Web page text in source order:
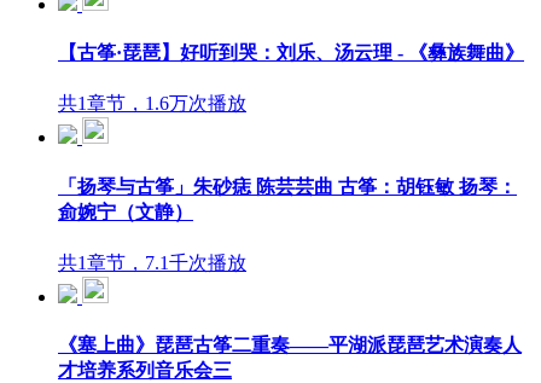
【古筝·琵琶】好听到哭：刘乐、汤云理 - 《彝族舞曲》
共1章节，1.6万次播放
「扬琴与古筝」朱砂痣 陈芸芸曲 古筝：胡钰敏 扬琴：
侴婉宁（文静）
共1章节，7.1千次播放
《塞上曲》琵琶古筝二重奏——平湖派琵琶艺术演奏人
才培养系列音乐会三